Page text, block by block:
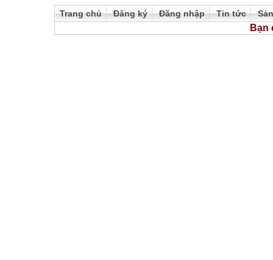
Trang chủ Đăng ký Đăng nhập Tin tức
Bạn